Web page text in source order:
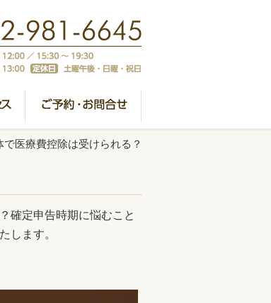
で医療費控除は受けられる？
確定申告時期に悩むこと
します。